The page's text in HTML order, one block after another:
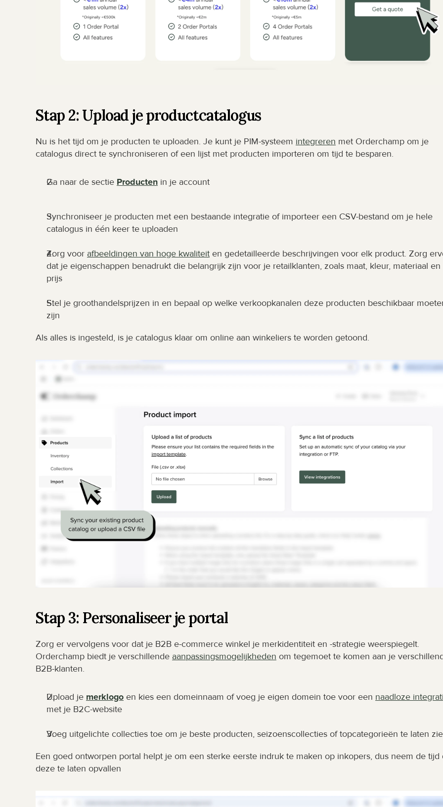
Stap 2: Upload je productcatalogus
Nu is het tijd om je producten te uploaden. Je kunt je PIM-systeem integreren met Orderchamp om je
catalogus direct te synchroniseren of een lijst met producten importeren om tijd te besparen.
Ga naar de sectie Producten in je account
Synchroniseer je producten met een bestaande integratie of importeer een CSV-bestand om je hele
catalogus in één keer te uploaden
Zorg voor afbeeldingen van hoge kwaliteit en gedetailleerde beschrijvingen voor elk product. Zorg
dat je eigenschappen benadrukt die belangrijk zijn voor je retailklanten, zoals maat, kleur, materiaal en
prijs
Stel je groothandelsprijzen in en bepaal op welke verkoopkanalen deze producten beschikbaar
zijn
Als alles is ingesteld, is je catalogus klaar om online aan winkeliers te worden getoond.
Stap 3: Personaliseer je portal
Zorg er vervolgens voor dat je B2B e-commerce winkel je merkidentiteit en -strategie weerspiegelt.
Orderchamp biedt je verschillende aanpassingsmogelijkheden om tegemoet te komen aan je
B2B-klanten.
Upload je merklogo en kies een domeinnaam of voeg je eigen domein toe voor een naadloze
met je B2C-website
Voeg uitgelichte collecties toe om je beste producten, seizoenscollecties of topcategorieën te laten
Een goed ontworpen portal helpt je om een sterke eerste indruk te maken op inkopers, dus neem de tijd
deze te laten opvallen